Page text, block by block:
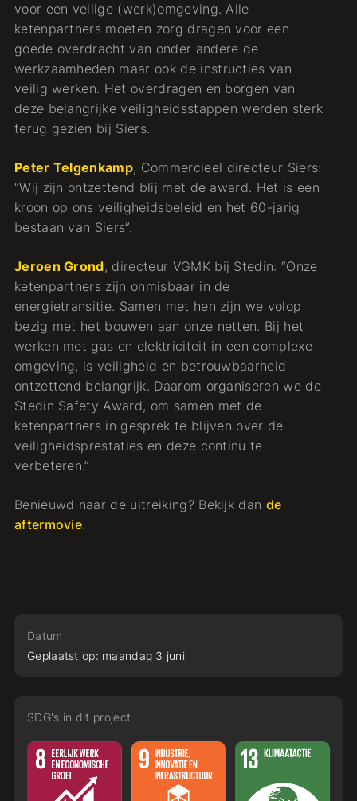
voor een veilige (werk)omgeving. Alle
ketenpartners moeten zorg dragen voor een
goede overdracht van onder andere de
werkzaamheden maar ook de instructies van
veilig werken. Het overdragen en borgen van
deze belangrijke veiligheidsstappen werden sterk
terug gezien bij Siers.
Peter Telgenkamp, Commercieel directeur Siers:
“Wij zijn ontzettend blij met de award. Het is een
kroon op ons veiligheidsbeleid en het 60-jarig
bestaan van Siers”.
Jeroen Grond, directeur VGMK bij Stedin: “Onze
ketenpartners zijn onmisbaar in de
energietransitie. Samen met hen zijn we volop
bezig met het bouwen aan onze netten. Bij het
werken met gas en elektriciteit in een complexe
omgeving, is veiligheid en betrouwbaarheid
ontzettend belangrijk. Daarom organiseren we de
Stedin Safety Award, om samen met de
ketenpartners in gesprek te blijven over de
veiligheidsprestaties en deze continu te
verbeteren.”
Benieuwd naar de uitreiking? Bekijk dan de
aftermovie.
Datum
Geplaatst op: maandag 3 juni
SDG's in dit project